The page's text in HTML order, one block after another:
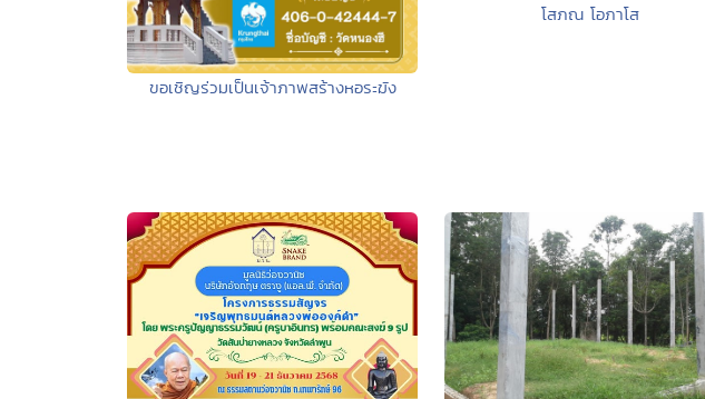
ขอเชิญร่วมเป็นเจ้าภาพสร้างหอระฆัง
โสภณ โอภาโส